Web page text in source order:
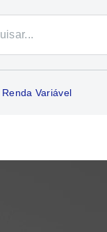
Renda Variável